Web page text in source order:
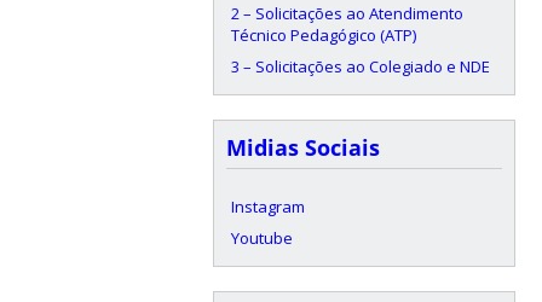
2 – Solicitações ao Atendimento
Técnico Pedagógico (ATP)
3 – Solicitações ao Colegiado e NDE
Midias Sociais
Instagram
Youtube